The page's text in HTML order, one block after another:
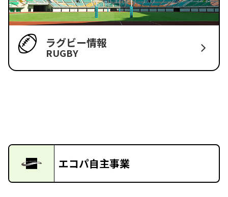
ラグビー情報
RUGBY
エコパ自主事業